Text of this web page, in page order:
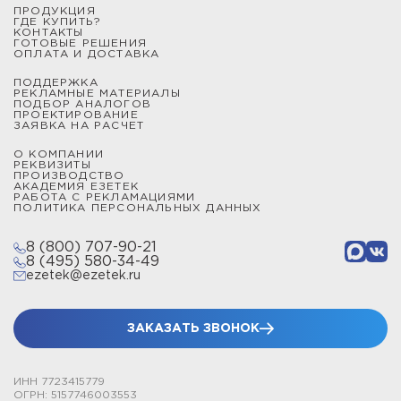
от 1 до 9 метров и закрепляются на плоских
поверхностях при помощи бетонных утяжелителей.
изготовлены из алюминиевых секций, которые
надежно скрепляются между собой, образуя защитную
конструкцию от 2,3 до 22,5 метров.
Мачты и молниеотводы телескопические типа СМТ
выполнены из стальных секций и позволяют получить
зону защиты от молнии произвольной высоты до 15,5
закрепляются при помощи подпятников и комплектов
растяжек.
Чтобы сделать расчет цены проекта, выбрать
конструкцию молниеотвода, спроектировать систему
заземления или купить устройство защиты от
сотрудникам по телефону или через онлайн-чат.
ПРОДУКЦИЯ
ГДЕ КУПИТЬ?
КОНТАКТЫ
ГОТОВЫЕ РЕШЕНИЯ
ОПЛАТА И ДОСТАВКА
ПОДДЕРЖКА
РЕКЛАМНЫЕ МАТЕРИАЛЫ
ПОДБОР АНАЛОГОВ
ПРОЕКТИРОВАНИЕ
ЗАЯВКА НА РАСЧЕТ
О КОМПАНИИ
РЕКВИЗИТЫ
ПРОИЗВОДСТВО
АКАДЕМИЯ ЕЗЕТЕК
РАБОТА С РЕКЛАМАЦИЯМИ
ПОЛИТИКА ПЕРСОНАЛЬНЫХ ДАННЫХ
8 (800) 707-90-21
8 (495) 580-34-49
ezetek@ezetek.ru
ЗАКАЗАТЬ ЗВОНОК
ИНН 7723415779
ОГРН: 5157746003553